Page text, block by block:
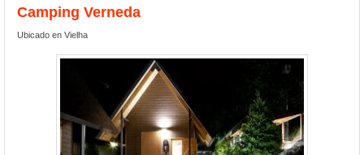
Camping Verneda
Ubicado en Vielha